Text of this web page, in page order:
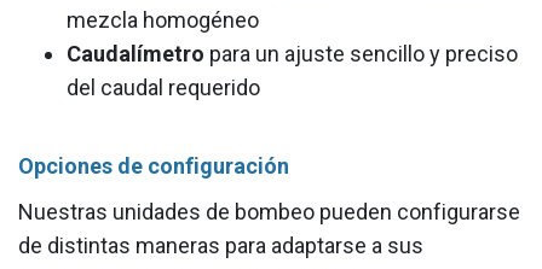
mezcla homogéneo
Caudalímetro para un ajuste sencillo y preciso
del caudal requerido
Opciones de configuración
Nuestras unidades de bombeo pueden configurarse
de distintas maneras para adaptarse a sus